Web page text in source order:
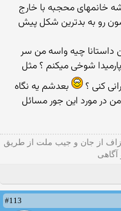
خانمهای محجبه با خارج
رو به بدترین شکل پیش
داستانا چیه واسه من سر
شوخی میکنم ؟ مثل
کنی ؟
بعدشم یه نگاه
من در مورد این جور مسائل
گزاف از جان و جیب ملت از طریق
آگاهی
#113